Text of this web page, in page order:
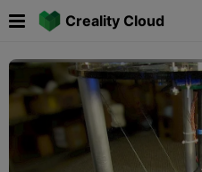
Creality Cloud